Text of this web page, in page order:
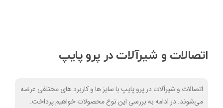
اتصالات و شیرآلات در پرو پایپ
اتصالات و شیرآلات در پرو پایپ با سایز ها و کاربرد های مختلفی عرضه
می‌شوند. در ادامه به بررسی این نوع محصولات خواهیم پرداخت.